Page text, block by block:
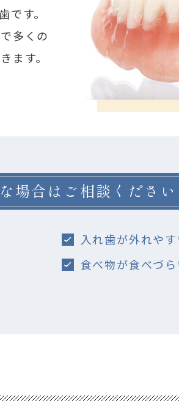
す。
多くの
ます。
場合はご相談ください
入れ歯が外れやす
食べ物が食べづら